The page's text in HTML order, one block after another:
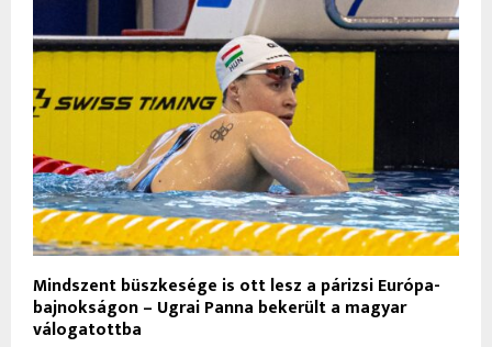
Mindszent büszkesége is ott lesz a párizsi Európa-
bajnokságon – Ugrai Panna bekerült a magyar
válogatottba